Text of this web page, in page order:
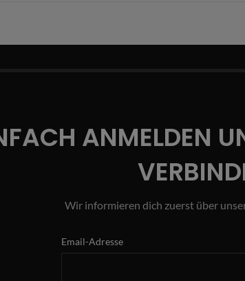
ANMELDEN
Wir informieren dich zuerst über
Email-Adresse